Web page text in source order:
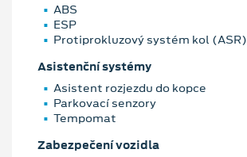
ABS
ESP
Protiprokluzový systém kol (ASR)
Asistenční systémy
Asistent rozjezdu do kopce
Parkovací senzory
Tempomat
Zabezpečení vozidla